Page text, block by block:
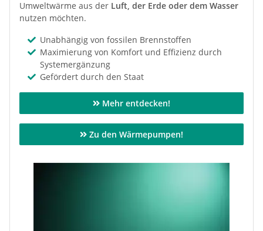
Umweltwärme aus der Luft, der Erde oder dem Wasser
nutzen möchten.
Unabhängig von fossilen Brennstoffen
Maximierung von Komfort und Effizienz durch
Systemergänzung
Gefördert durch den Staat
Mehr entdecken!
Zu den Wärmepumpen!